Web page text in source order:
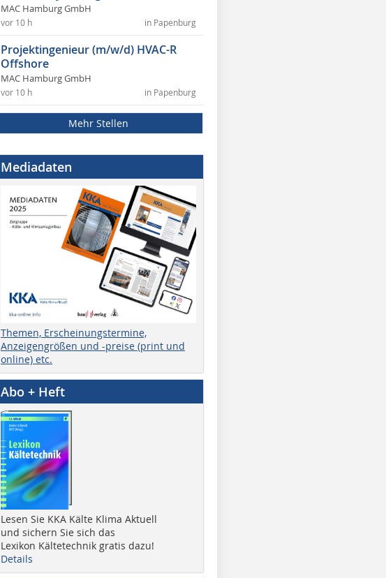
MAC Hamburg GmbH
in Papenburg
vor 10 h
Projektingenieur (m/w/d) HVAC-R
Offshore
MAC Hamburg GmbH
in Papenburg
vor 10 h
Mehr Stellen
Mediadaten
Themen, Erscheinungstermine,
Anzeigengrößen und -preise (print und
online) etc.
Abo + Heft
Lesen Sie KKA Kälte Klima Aktuell
und sichern Sie sich das
Lexikon Kältetechnik gratis dazu!
Details